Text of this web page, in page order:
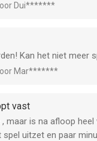
Dui*******
Kan het niet meer
Mar*******
vast
maar is na afloop
spel uitzet en paar